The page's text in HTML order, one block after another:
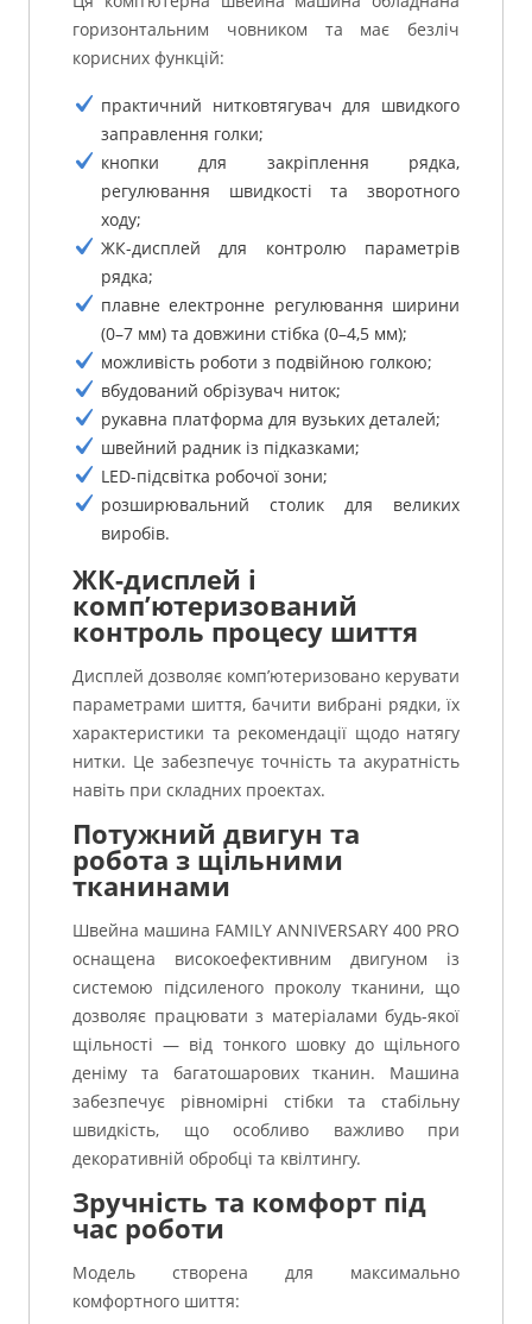
горизонтальним човником та має безліч
корисних функцій:
практичний нитковтягувач для швидкого
заправлення голки;
кнопки для закріплення рядка,
регулювання швидкості та зворотного
ходу;
ЖК-дисплей для контролю параметрів
рядка;
плавне електронне регулювання ширини
(0–7 мм) та довжини стібка (0–4,5 мм);
можливість роботи з подвійною голкою;
вбудований обрізувач ниток;
рукавна платформа для вузьких деталей;
швейний радник із підказками;
LED-підсвітка робочої зони;
розширювальний столик для великих
виробів.
ЖК-дисплей і
комп’ютеризований
контроль процесу шиття
Дисплей дозволяє комп’ютеризовано керувати
параметрами шиття, бачити вибрані рядки, їх
характеристики та рекомендації щодо натягу
нитки. Це забезпечує точність та акуратність
навіть при складних проектах.
Потужний двигун та
робота з щільними
тканинами
Швейна машина FAMILY ANNIVERSARY 400 PRO
оснащена високоефективним двигуном із
системою підсиленого проколу тканини, що
дозволяє працювати з матеріалами будь-якої
щільності — від тонкого шовку до щільного
деніму та багатошарових тканин. Машина
забезпечує рівномірні стібки та стабільну
швидкість, що особливо важливо при
декоративній обробці та квілтингу.
Зручність та комфорт під
час роботи
Модель створена для максимально
комфортного шиття: